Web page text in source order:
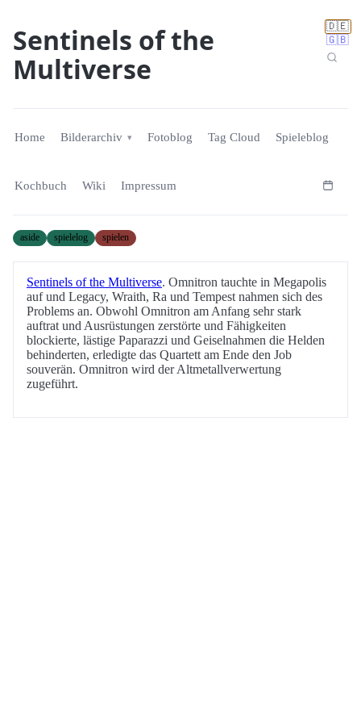
🇩🇪
🇬🇧
Sentinels of the
Multiverse
Home Bilderarchiv Fotoblog Tag Cloud Spieleblog
Kochbuch Wiki Impressum
aside spielelog spielen
Sentinels of the Multiverse. Omnitron tauchte in Megapolis
auf und Legacy, Wraith, Ra und Tempest nahmen sich des
Problems an. Obwohl Omnitron am Anfang sehr stark
auftrat und Ausrüstungen zerstörte und Fähigkeiten
blockierte, lästige Paparazzi und Geiselnahmen die Helden
behinderten, erledigte das Quartett am Ende den Job
souverän. Omnitron wird der Altmetallverwertung
zugeführt.